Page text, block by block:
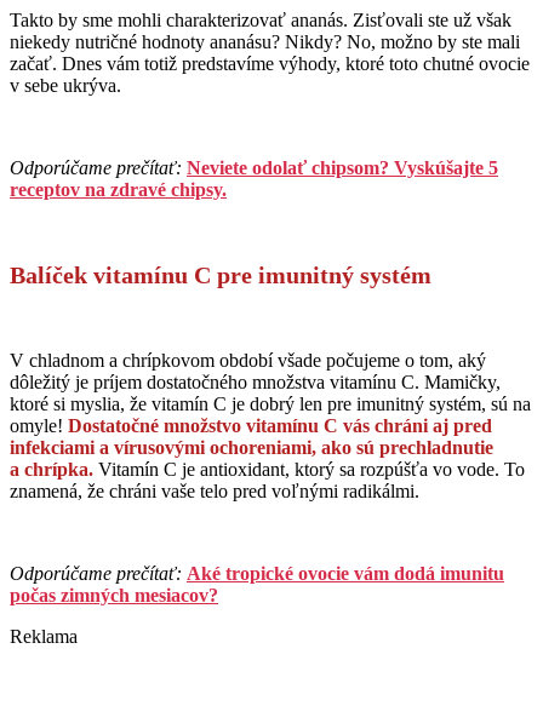
Takto by sme mohli charakterizovať ananás. Zisťovali ste už však
niekedy nutričné hodnoty ananásu? Nikdy? No, možno by ste mali
začať. Dnes vám totiž predstavíme výhody, ktoré toto chutné ovocie
v sebe ukrýva.
Odporúčame prečítať: Neviete odolať chipsom? Vyskúšajte 5
receptov na zdravé chipsy.
Balíček vitamínu C pre imunitný systém
V chladnom a chrípkovom období všade počujeme o tom, aký
dôležitý je príjem dostatočného množstva vitamínu C. Mamičky,
ktoré si myslia, že vitamín C je dobrý len pre imunitný systém, sú na
omyle! Dostatočné množstvo vitamínu C vás chráni aj pred
infekciami a vírusovými ochoreniami, ako sú prechladnutie
a chrípka. Vitamín C je antioxidant, ktorý sa rozpúšťa vo vode. To
znamená, že chráni vaše telo pred voľnými radikálmi.
Odporúčame prečítať: Aké tropické ovocie vám dodá imunitu
počas zimných mesiacov?
Reklama